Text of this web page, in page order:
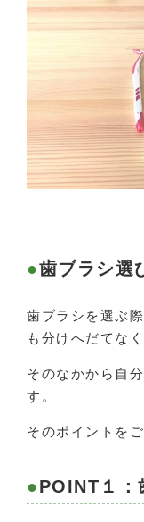
歯ブラシ選
歯ブラシを選ぶ
も分けへだてな
そのなかから自
す。
そのポイントを
POINT１：